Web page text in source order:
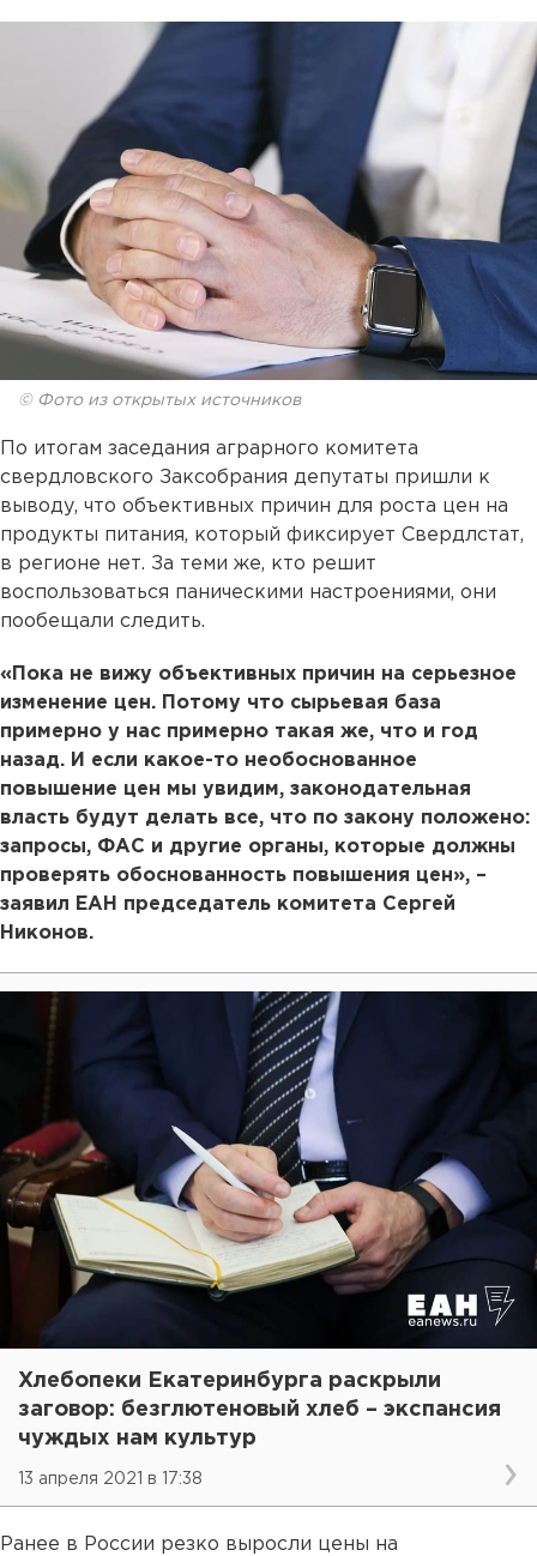
© Фото из открытых источников
По итогам заседания аграрного комитета
свердловского Заксобрания депутаты пришли к
выводу, что объективных причин для роста цен на
продукты питания, который фиксирует Свердлстат,
в регионе нет. За теми же, кто решит
воспользоваться паническими настроениями, они
пообещали следить.
«Пока не вижу объективных причин на серьезное
изменение цен. Потому что сырьевая база
примерно у нас примерно такая же, что и год
назад. И если какое-то необоснованное
повышение цен мы увидим, законодательная
власть будут делать все, что по закону положено:
запросы, ФАС и другие органы, которые должны
проверять обоснованность повышения цен», –
заявил ЕАН председатель комитета Сергей
Никонов.
Хлебопеки Екатеринбурга раскрыли
заговор: безглютеновый хлеб – экспансия
чуждых нам культур
13 апреля 2021 в 17:38
Ранее в России резко выросли цены на